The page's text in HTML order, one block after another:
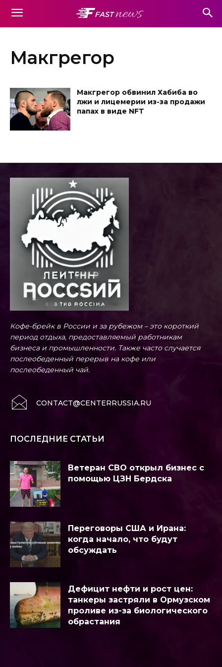
Макгрегор
Макгрегор обвинил Хабиба во
лжи и лицемерии из-за продажи
папах в виде NFT
Кофе-брейк в России и за рубежом – это короткий
период отдыха, предоставляемый работникам
бизнеса и промышленности. Также часто случается
послеобеденный перерыв на кофе или
послеобеденный чай.
CONTACT@CENTERRUSSIA.RU
ПОСЛЕДНИЕ СТАТЬИ
Ветеран СВО открыл бизнес с
помощью ЦЗН Бердска
Переговоры США и Ирана:
когда начало, что будут
обсуждать
Дефицит нефти и рост цен:
танкеры застряли в Ормузском
проливе из-за биологического
обрастания